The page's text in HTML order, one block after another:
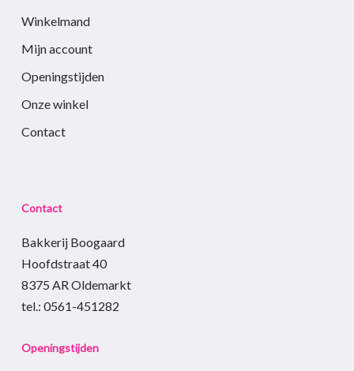
Winkelmand
Mijn account
Openingstijden
Onze winkel
Contact
Contact
Bakkerij Boogaard
Hoofdstraat 40
8375 AR Oldemarkt
tel.: 0561-451282
Openingstijden